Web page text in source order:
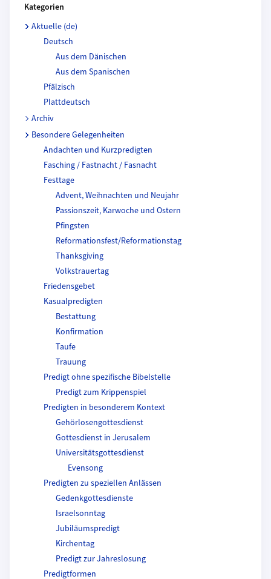
Kategorien
Aktuelle (de)
Deutsch
Aus dem Dänischen
Aus dem Spanischen
Pfälzisch
Plattdeutsch
Archiv
Besondere Gelegenheiten
Andachten und Kurzpredigten
Fasching / Fastnacht / Fasnacht
Festtage
Advent, Weihnachten und Neujahr
Passionszeit, Karwoche und Ostern
Pfingsten
Reformationsfest/Reformationstag
Thanksgiving
Volkstrauertag
Friedensgebet
Kasualpredigten
Bestattung
Konfirmation
Taufe
Trauung
Predigt ohne spezifische Bibelstelle
Predigt zum Krippenspiel
Predigten in besonderem Kontext
Gehörlosengottesdienst
Gottesdienst in Jerusalem
Universitätsgottesdienst
Evensong
Predigten zu speziellen Anlässen
Gedenkgottesdienste
Israelsonntag
Jubiläumspredigt
Kirchentag
Predigt zur Jahreslosung
Predigtformen